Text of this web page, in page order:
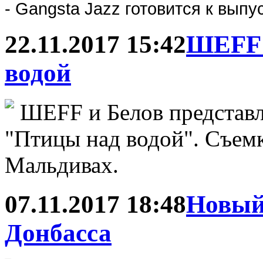
- Gangsta Jazz готовится к
22.11.2017 15:42ШЕFF
водой
ШЕFF и Белов
"Птицы над водой".
Мальдивах.
07.11.2017 18:48
Донбасса